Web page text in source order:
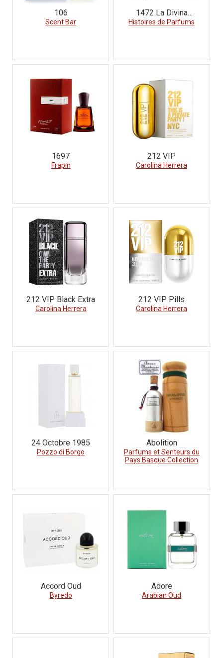
106
Scent Bar
1472 La Divina
Commedia
Histoires de Parfums
1697
Frapin
212 VIP
Carolina Herrera
212 VIP Black Extra
Carolina Herrera
212 VIP Pills
Carolina Herrera
24 Octobre 1985
Pozzo di Borgo
Abolition
Parfums et Senteurs du
Pays Basque Collection
Accord Oud
Byredo
Adore
Arabian Oud